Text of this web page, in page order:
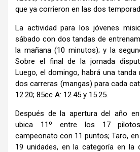
que ya corrieron en las dos
La actividad para los jóvenes
sábado con dos tandas de
la mañana (10 minutos); y la
Sobre el final de la jornada
Luego, el domingo, habrá una
dos carreras (mangas) para cada
12.20; 85cc A: 12.45 y 15.25.
Después de la apertura del año
ubica 11º entre los 17
campeonato con 11 puntos; Taro,
19 unidades, en la categoría en la